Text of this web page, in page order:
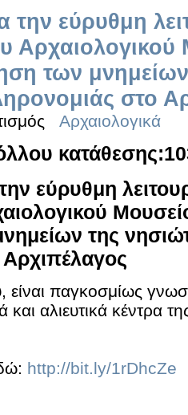
την εύρυθμη
των
στο
Αρχαιολογικά
εύρυθμη
της
είναι παγκοσμίως
και αλιευτικά κέντρα
http://bit.ly/1rDhcZe